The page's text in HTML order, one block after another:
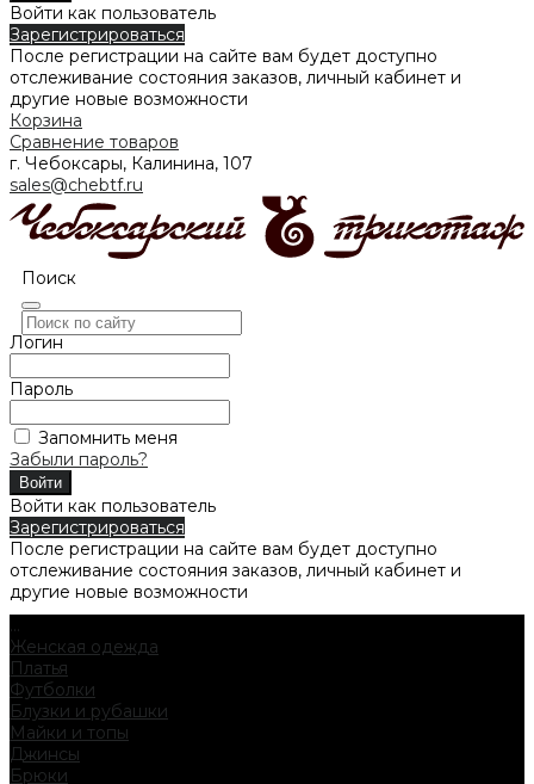
Войти как пользователь
Зарегистрироваться
После регистрации на сайте вам будет доступно
отслеживание состояния заказов, личный кабинет и
другие новые возможности
Корзина
Сравнение товаров
г. Чебоксары, Калинина, 107
sales@chebtf.ru
Поиск
Логин
Пароль
Запомнить меня
Забыли пароль?
Войти как пользователь
Зарегистрироваться
После регистрации на сайте вам будет доступно
отслеживание состояния заказов, личный кабинет и
другие новые возможности
...
Женская одежда
Платья
Футболки
Блузки и рубашки
Майки и топы
Джинсы
Брюки